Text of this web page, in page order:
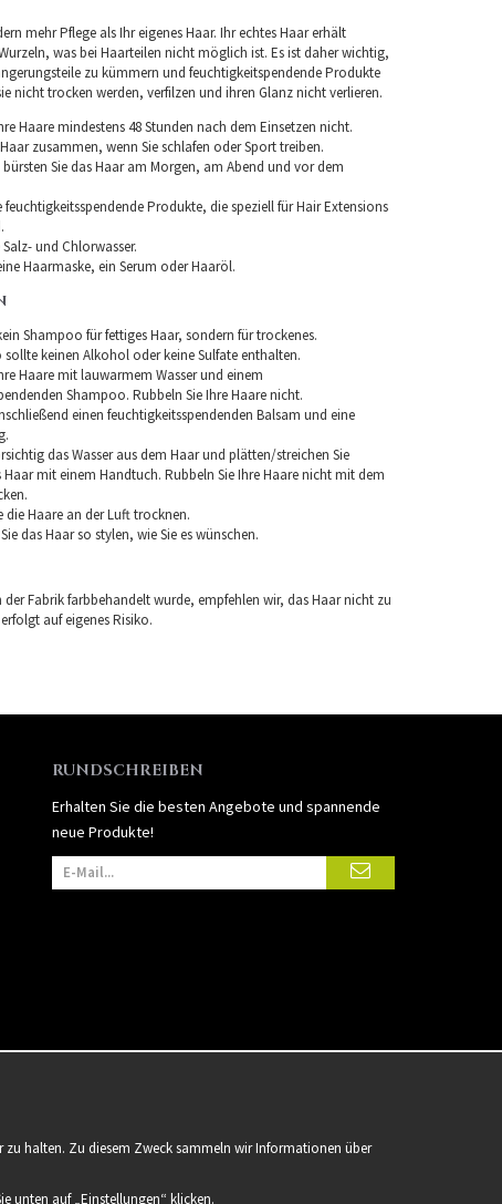
mehr Pflege als Ihr eigenes Haar. Ihr echtes Haar erhält
was bei Haarteilen nicht möglich ist. Es ist daher wichtig,
zu kümmern und feuchtigkeitspendende Produkte
nicht trocken werden, verfilzen und ihren Glanz nicht verlieren.
Haare mindestens 48 Stunden nach dem Einsetzen nicht.
zusammen, wenn Sie schlafen oder Sport treiben.
Sie das Haar am Morgen, am Abend und vor dem
feuchtigkeitsspendende Produkte, die speziell für Hair Extensions
und Chlorwasser.
Haarmaske, ein Serum oder Haaröl.
Shampoo für fettiges Haar, sondern für trockenes.
sollte keinen Alkohol oder keine Sulfate enthalten.
Haare mit lauwarmem Wasser und einem
Shampoo. Rubbeln Sie Ihre Haare nicht.
einen feuchtigkeitsspendenden Balsam und eine
das Wasser aus dem Haar und plätten/streichen Sie
mit einem Handtuch. Rubbeln Sie Ihre Haare nicht mit dem
die Haare an der Luft trocknen.
das Haar so stylen, wie Sie es wünschen.
der Fabrik farbbehandelt wurde, empfehlen wir, das Haar nicht zu
auf eigenes Risiko.
RUNDSCHREIBEN
Erhalten Sie die besten Angebote und spannende
neue Produkte!
zu halten. Zu diesem Zweck sammeln wir Informationen über
unten auf „Einstellungen“ klicken.